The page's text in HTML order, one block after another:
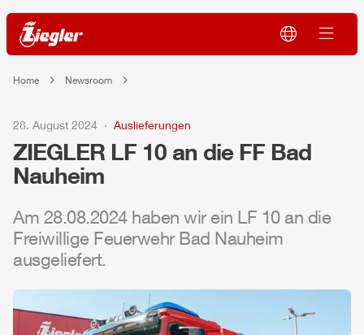
Home Newsroom
28. August 2024 Auslieferungen
ZIEGLER LF 10 an die FF Bad
Nauheim
Am 28.08.2024 haben wir ein LF 10 an die
Freiwillige Feuerwehr Bad Nauheim
ausgeliefert.